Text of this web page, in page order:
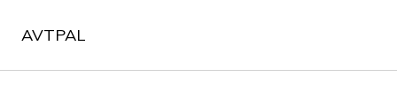
AVTPAL